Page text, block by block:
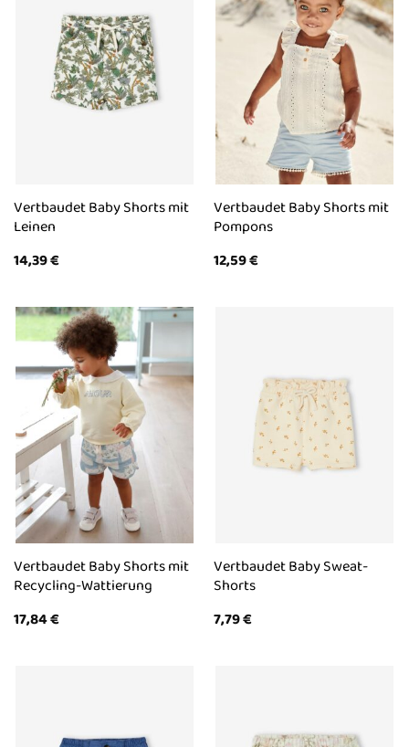
Vertbaudet Baby Shorts mit
Leinen
14,39€
Vertbaudet Baby Shorts mit
Pompons
12,59€
Vertbaudet Baby Shorts mit
Recycling-Wattierung
17,84€
Vertbaudet Baby Sweat-
Shorts
7,79€